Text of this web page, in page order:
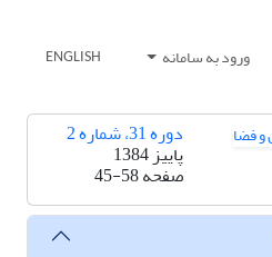
ورود به سامانه ENGLISH
دوره 31، شماره 2
پاییز 1384
صفحه45-58